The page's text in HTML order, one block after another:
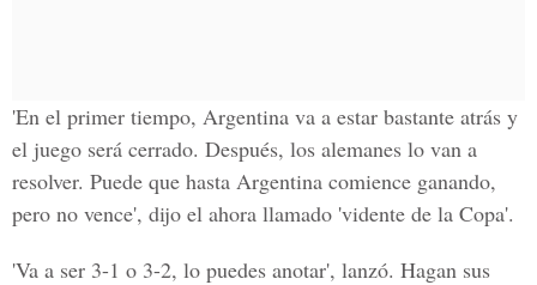
'En el primer tiempo, Argentina va a estar bastante atrás y
el juego será cerrado. Después, los alemanes lo van a
resolver. Puede que hasta Argentina comience ganando,
pero no vence', dijo el ahora llamado 'vidente de la Copa'.
'Va a ser 3-1 o 3-2, lo puedes anotar', lanzó. Hagan sus